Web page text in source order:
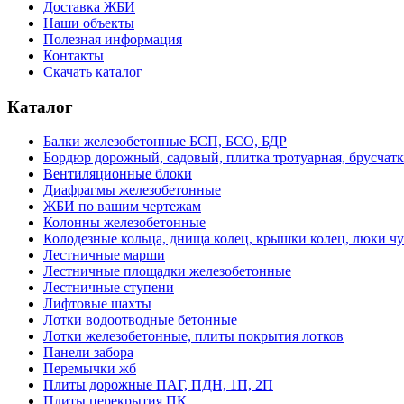
Доставка ЖБИ
Наши объекты
Полезная информация
Контакты
Скачать каталог
Каталог
Балки железобетонные БСП, БСО, БДР
Бордюр дорожный, садовый, плитка тротуарная,
Вентиляционные блоки
Диафрагмы железобетонные
ЖБИ по вашим чертежам
Колонны железобетонные
Колодезные кольца, днища колец, крышки колец, люки
Лестничные марши
Лестничные площадки железобетонные
Лестничные ступени
Лифтовые шахты
Лотки водоотводные бетонные
Лотки железобетонные, плиты покрытия лотков
Панели забора
Перемычки жб
Плиты дорожные ПАГ, ПДН, 1П, 2П